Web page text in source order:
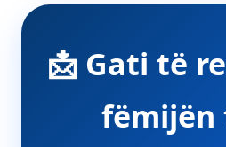
📩 Gati të
fëmijën